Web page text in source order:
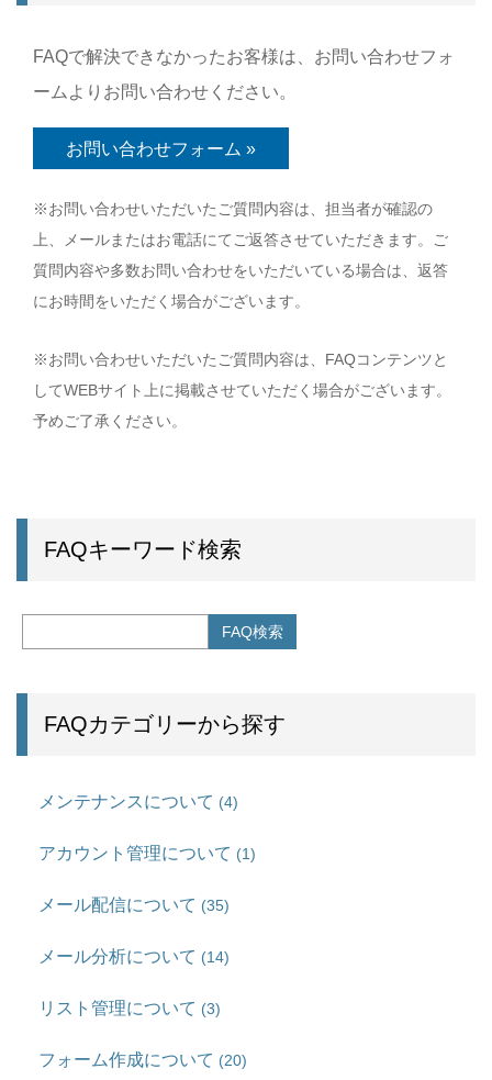
FAQで解決できなかったお客様は、お問い合わせフォ
ームよりお問い合わせください。
お問い合わせフォーム »
※お問い合わせいただいたご質問内容は、担当者が確認の
上、メールまたはお電話にてご返答させていただきます。ご
質問内容や多数お問い合わせをいただいている場合は、返答
にお時間をいただく場合がございます。
※お問い合わせいただいたご質問内容は、FAQコンテンツと
してWEBサイト上に掲載させていただく場合がございます。
予めご了承ください。
FAQキーワード検索
FAQカテゴリーから探す
メンテナンスについて (4)
アカウント管理について (1)
メール配信について (35)
メール分析について (14)
リスト管理について (3)
フォーム作成について (20)